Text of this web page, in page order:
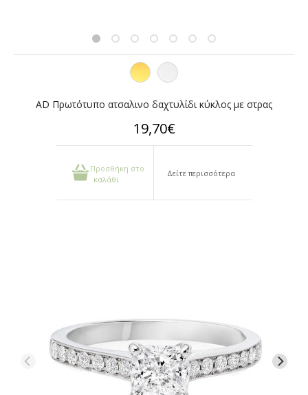
AD Πρωτότυπο ατσαλινο δαχτυλίδι κύκλος με στρας
19,70€
Προσθήκη στο
καλάθι
Δείτε περισσότερα